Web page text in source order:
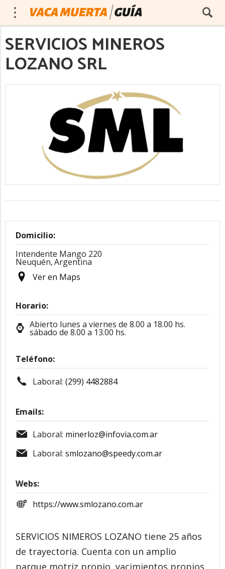
SERVICIOS MINEROS
LOZANO SRL
Domicilio:
Intendente Mango 220
Neuquén,Argentina
Ver en Maps
Horario:
Abierto lunes a viernes de 8.00 a 18.00 hs.
sábado de 8.00 a 13.00 hs.
Teléfono:
Laboral: (299) 4482884
Emails:
Laboral: minerloz@infovia.com.ar
Laboral: smlozano@speedy.com.ar
Webs:
https://www.smlozano.com.ar
SERVICIOS NIMEROS LOZANO tiene 25 años
de trayectoria. Cuenta con un amplio
parque motriz propio, yacimientos propios